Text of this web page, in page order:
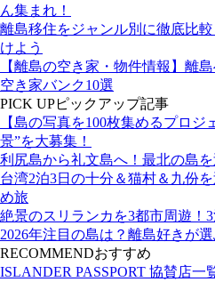
ん集まれ！
離島移住をジャンル別に徹底比
けよう
【離島の空き家・物件情報】離
空き家バンク10選
PICK UPピックアップ記事
【島の写真を100枚集めるプロ
景”を大募集！
利尻島から礼文島へ！最北の島
台湾2泊3日の十分＆猫村＆九份
め旅
絶景のスリランカを3都市周遊！
2026年注目の島は？離島好きが
RECOMMENDおすすめ
ISLANDER PASSPORT 協賛店